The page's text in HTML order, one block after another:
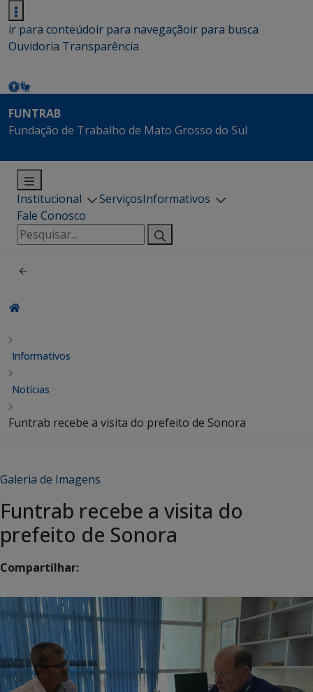
ir para conteúdoir para navegaçãoir para busca
Ouvidoria Transparência
FUNTRAB
Fundação de Trabalho de Mato Grosso do Sul
Institucional ServiçosInformativos
Fale Conosco
Pesquisar
por:
Informativos
Notícias
Funtrab recebe a visita do prefeito de Sonora
Galeria de Imagens
Funtrab recebe a visita do
prefeito de Sonora
Compartilhar: